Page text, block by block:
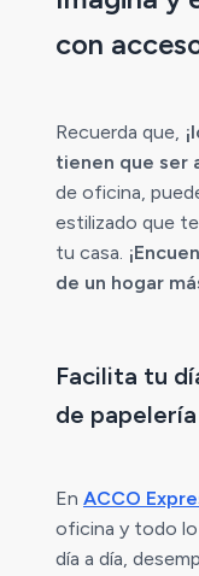
con
Recuerda que,
tienen que ser
de oficina,
estilizado que
tu casa.
de un hogar
Facilita tu
de
En ACCO
oficina y todo
día a día,